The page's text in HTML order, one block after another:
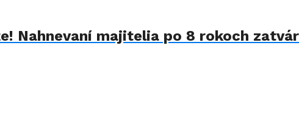
Nahnevaní majitelia po 8 rokoch